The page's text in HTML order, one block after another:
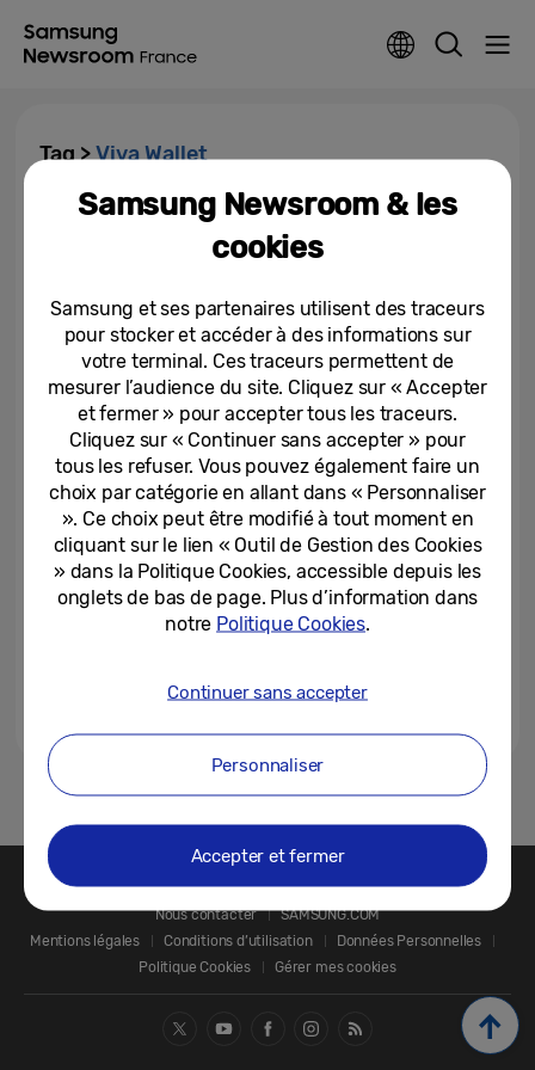
Tag >Viva Wallet
Samsung Pay et Viva Wallet
unissent leurs forces pour
17-01-2022
1
Nous contacter
SAMSUNG.COM
Mentions légales
Conditions d’utilisation
Données Personnelles
Politique Cookies
Gérer mes cookies
Samsung Newsroom & les
cookies
Samsung et ses partenaires utilisent des traceurs
pour stocker et accéder à des informations sur
votre terminal. Ces traceurs permettent de
mesurer l’audience du site. Cliquez sur « Accepter
et fermer » pour accepter tous les traceurs.
Cliquez sur « Continuer sans accepter » pour
tous les refuser. Vous pouvez également faire un
choix par catégorie en allant dans « Personnaliser
». Ce choix peut être modifié à tout moment en
cliquant sur le lien « Outil de Gestion des Cookies
» dans la Politique Cookies, accessible depuis les
onglets de bas de page. Plus d’information dans
notre Politique Cookies.
Continuer sans accepter
Personnaliser
Accepter et fermer